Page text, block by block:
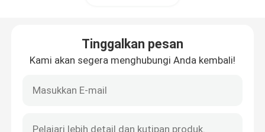
Tinggalkan pesan
Kami akan segera menghubungi Anda kembali!